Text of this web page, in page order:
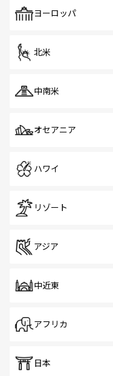
で、ホーカー
ヨーロッパ
北米
中南米
オセアニア
ハワイ
リゾート
アジア
中近東
アフリカ
日本